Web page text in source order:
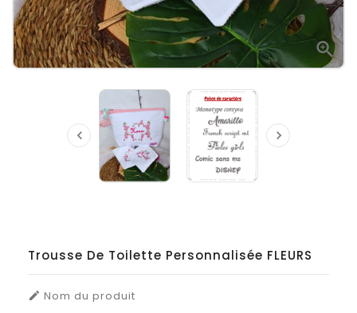

 
Trousse De Toilette Personnalisée FLEURS
 Nom du produit